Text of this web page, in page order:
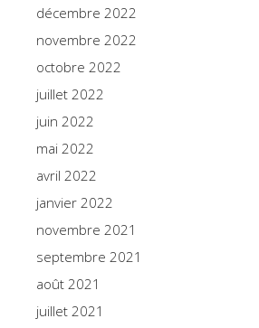
décembre 2022
novembre 2022
octobre 2022
juillet 2022
juin 2022
mai 2022
avril 2022
janvier 2022
novembre 2021
septembre 2021
août 2021
juillet 2021